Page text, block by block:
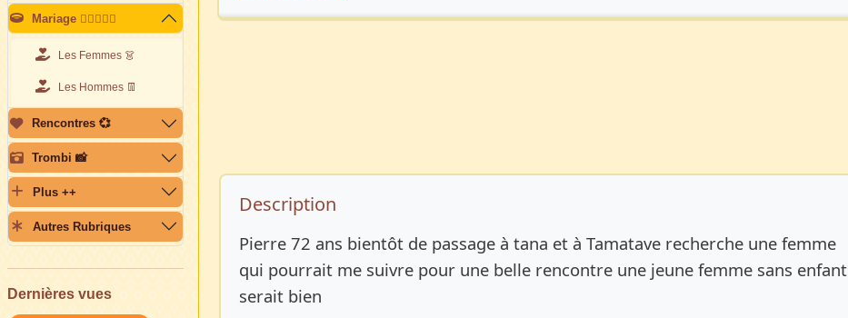
Mariage 👩🏽‍❤️‍👨🏽
Les Femmes 👗
Les Hommes 👖
Rencontres 💞
Trombi 📸
Plus ++
Autres Rubriques
Dernières vues
Description de l’annonce
Description
Pierre 72 ans bientôt de passage à tana et à Tamatave recherche une femme
qui pourrait me suivre pour une belle rencontre une jeune femme sans enfant
serait bien